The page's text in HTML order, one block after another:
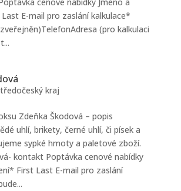
E-mail pro zaslání kalkulace*
(pro kalkulaci
kraj
Zdeňka Škodová – popis
uhlí, brikety, černé uhlí, či písek a
sypké hmoty a paletové zboží.
kontakt Poptávka cenové nabídky
First Last E-mail pro zaslání